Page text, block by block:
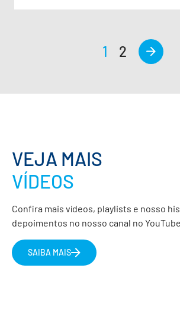
1 2 >
VEJA MAIS
VÍDEOS
Confira mais vídeos, playlists e nosso
depoimentos no nosso canal no YouTube
SAIBA MAIS